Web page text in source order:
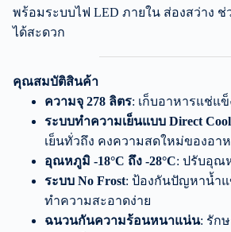
พร้อมระบบไฟ LED ภายใน ส่องสว่าง
ได้สะดวก
คุณสมบัติสินค้า
ความจุ 278 ลิตร: เก็บอาหารแช่แ
ระบบทำความเย็นแบบ Direct
เย็นทั่วถึง คงความสดใหม่ของอา
อุณหภูมิ -18°C ถึง -28°C: ปรับอุณ
ระบบ No Frost: ป้องกันปัญหาน้ำแ
ทำความสะอาดง่าย
ฉนวนกันความร้อนหนาแน่น: รัก